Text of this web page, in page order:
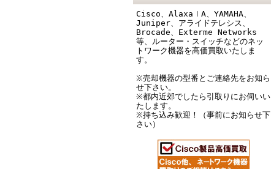
Cisco、AlaxaｌA、YAMAHA、
Juniper、アライドテレシス、
Brocade、Exterme Networks
等、ルーター・スイッチなどのネッ
トワーク機器を高価買取いたしま
す。
※売却機器の型番とご連絡先をお知ら
せ下さい。
※都内近郊でしたら引取りにお伺いい
たします。
※持ち込み歓迎！（事前にお知らせ下
さい）